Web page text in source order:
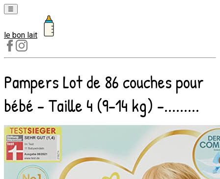
☰
Laits
1er
âge
Laits
2e
âge
Laits
de
croissance
le bon lait
Pampers Lot de 86 couches pour
bébé - Taille 4 (9-14 kg) -.........